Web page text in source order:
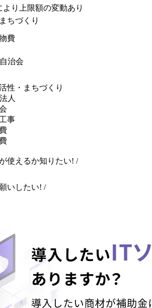
り上限額の変動あり
ちづくり
費
治会
性・まちづくり
人
事
使えるか知りたい! /
いしたい! /